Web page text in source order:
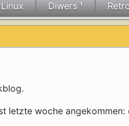
Linux Diwers ¹
letzte woche angekommen: